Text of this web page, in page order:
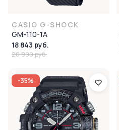
CASIO G-SHOCK
GM-110-1A
18 843 руб.
28 990 руб.
-35%